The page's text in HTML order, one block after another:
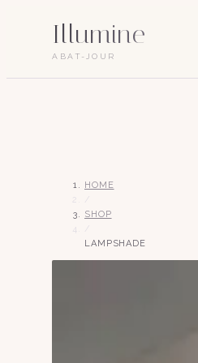
Illumine
ABAT-JOUR
HOME
SHOP
LAMPSHADE